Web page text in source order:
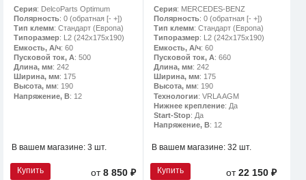
Серия: DelcoParts Optimum
Полярность: 0 (обратная [- +])
Тип клемм: Стандарт (Европа)
Типоразмер: L2 (242х175х190)
Емкость, А/ч: 60
Пусковой ток, А: 500
Длина, мм: 242
Ширина, мм: 175
Высота, мм: 190
Напряжение, В: 12
В вашем магазине: 3 шт.
Купить от8 850 ₽
Серия: MERCEDES-BENZ
Полярность: 0 (обратная [- +])
Тип клемм: Стандарт (Европа)
Типоразмер: L2 (242х175х190)
Емкость, А/ч: 60
Пусковой ток, А: 660
Длина, мм: 242
Ширина, мм: 175
Высота, мм: 190
Технологии: VRLA AGM
Нижнее крепление: Да
Start-Stop: Да
Напряжение, В: 12
В вашем магазине: 32 шт.
Купить от22 150 ₽